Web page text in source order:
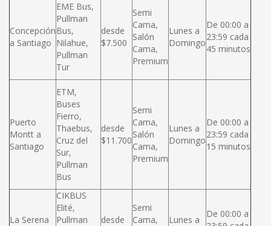
Concepción
a Santiago
EME Bus,
Pullman
Bus,
Nilahue,
Pullman
Tur
desde
$7.500
Semi
Cama,
Salón
Cama,
Premium
Lunes a
Domingo
De 00:00 a
23:59 cada
45 minutos
Puerto
Montt a
Santiago
ETM,
Buses
Fierro,
Thaebus,
Cruz del
Sur,
Pullman
Bus
desde
$11.700
Semi
Cama,
Salón
Cama,
Premium
Lunes a
Domingo
De 00:00 a
23:59 cada
15 minutos
La Serena
CIKBUS
Elité,
Pullman
desde
Semi
Cama,
Lunes a
De 00:00 a